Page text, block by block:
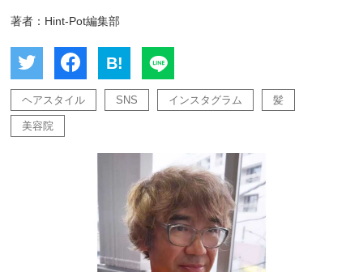
著者：Hint-Pot編集部
B!
ヘアスタイル SNS インスタグラム 髪
美容院